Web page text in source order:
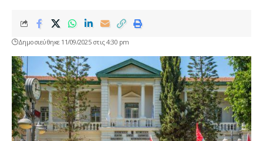
Δημοσιεύθηκε 11/09/2025 στις 4:30 pm